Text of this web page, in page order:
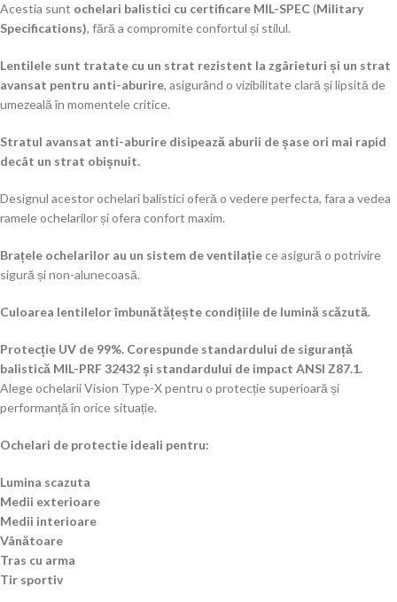
Acestia sunt ochelari balistici cu certificare MIL-SPEC (Military
Specifications), fără a compromite confortul și stilul.
Lentilele sunt tratate cu un strat rezistent la zgârieturi și un strat
avansat pentru anti-aburire, asigurând o vizibilitate clară și lipsită de
umezeală în momentele critice.
Stratul avansat anti-aburire disipează aburii de șase ori mai rapid
decât un strat obișnuit.
Designul acestor ochelari balistici oferă o vedere perfecta, fara a vedea
ramele ochelarilor și ofera confort maxim.
Brațele ochelarilor au un sistem de ventilațiece asigură o potrivire
sigură și non-alunecoasă.
Culoarea lentilelor îmbunătățește condițiile de lumină scăzută.
Protecție UV de 99%. Corespunde standardului de siguranță
balistică MIL-PRF 32432 și standardului de impact ANSI Z87.1.
Alege ochelarii Vision Type-X pentru o protecție superioară și
performanță în orice situație.
Ochelari de protectie ideali pentru:
Lumina scazuta
Medii exterioare
Medii interioare
Vânătoare
Tras cu arma
Tir sportiv